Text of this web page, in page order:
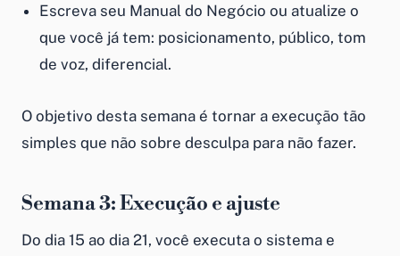
Escreva seu Manual do Negócio ou atualize o
que você já tem: posicionamento, público, tom
de voz, diferencial.
O objetivo desta semana é tornar a execução tão
simples que não sobre desculpa para não fazer.
Semana 3: Execução e ajuste
Do dia 15 ao dia 21, você executa o sistema e